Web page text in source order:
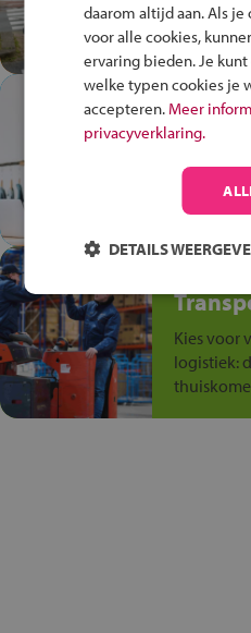
Speel het
en win
In de
plek!
Ontdek
op de
anders is!
Kies voor
logistiek:
daarom altijd aan. Als
voor alle cookies,
ervaring bieden. Je
welke typen cookies je
accepteren. Meer
privacyverklaring.
DETAILS